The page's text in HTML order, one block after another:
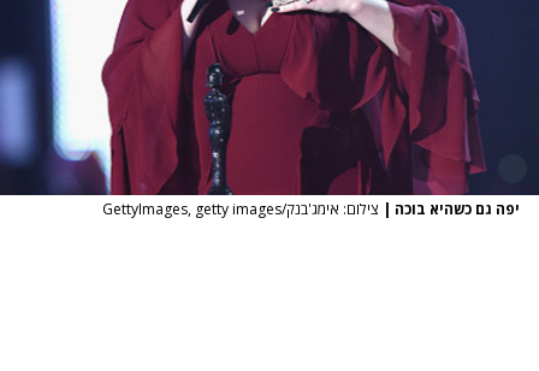
גם כשהיא בוכה|צילום: אימג'בנק/GettyImages, getty images